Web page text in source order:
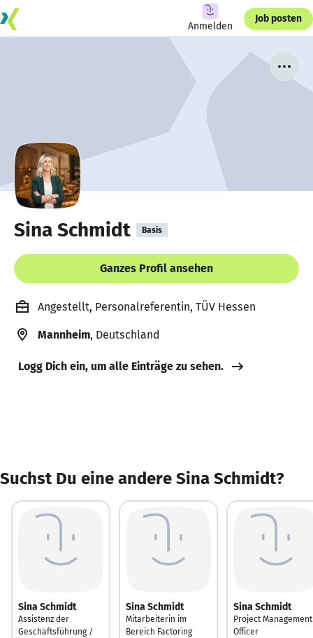
Anmelden
Job posten
Sina Schmidt Basis
Ganzes Profil ansehen
Angestellt, Personalreferentin, TÜV Hessen
Mannheim, Deutschland
Logg Dich ein, um alle Einträge zu sehen.
Suchst Du eine andere Sina Schmidt?
Sina Schmidt
Assistenz der
Geschäftsführung /
Sina Schmidt
Mitarbeiterin im
Bereich Factoring
Sina Schmidt
Project Management
Officer